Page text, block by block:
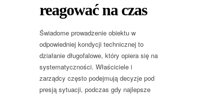
reagować na czas
Świadome prowadzenie obiektu w
odpowiedniej kondycji technicznej to
działanie długofalowe, który opiera się na
systematyczności. Właściciele i
zarządcy często podejmują decyzje pod
presją sytuacji, podczas gdy najlepsze